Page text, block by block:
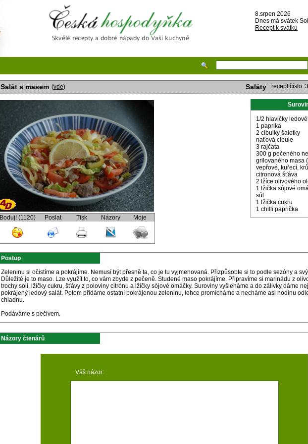
Česká hospodyňka
8.srpen 2026
Dnes má svátek
Recept k svátku
Salát s masem (vde) Saláty recept číslo:
Boduj! (1120) Poslat Tisk Názory Moje
1/2 hlavičky
1 paprika
2 cibulky šalotky
naťová cibule
3 rajčata
300 g pečeného
grilovaného masa
vepřové, kuřecí,
citronová šťáva
2 lžíce olivového
1 lžička sójové
sůl
1 lžička cukru
1 chilli paprička
Postup
Zeleninu si očistíme a pokrájíme. Nemusí být přesně ta, co je tu vyjmenovaná. Přizpůsobte si to podle sezóny a
Důležité je to maso. Lze využít to, co vám zbyde z pečeně. Studené maso pokrájíme. Připravíme si marinádu z
trochy soli, lžičky cukru, šťávy z poloviny citrónu a lžičky sójové omáčky. Suroviny vyšleháme a do zálivky dáme
pokrájený ledový salát. Potom přidáme ostatní pokrájenou zeleninu, lehce promícháme a necháme asi hodinu
chladnu.
Podáváme s pečivem.
Názory čtenárů
Váš názor: